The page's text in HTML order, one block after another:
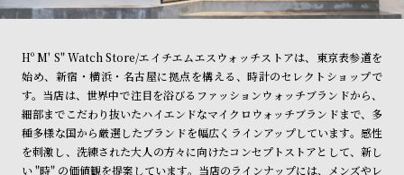
Hº M' S" Watch Store/エイチエムエスウォッチストアは、東京表参道を
始め、新宿・横浜・名古屋に拠点を構える、時計のセレクトショップで
す。当店は、世界中で注目を浴びるファッションウォッチブランドから、
細部までこだわり抜いたハイエンドなマイクロウォッチブランドまで、多
種多様な国から厳選したブランドを幅広くラインアップしています。感性
を刺激し、洗練された大人の方々に向けたコンセプトストアとして、新し
い "時" の価値観を提案しています。当店のラインナップには、メンズやレ